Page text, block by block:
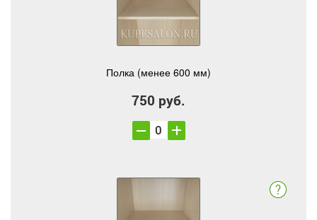
Полка (менее 600 мм)
750 руб.